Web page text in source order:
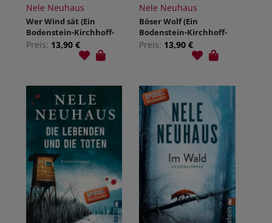
Nele Neuhaus
Wer Wind sät (Ein
Bodenstein-Kirchhoff-
Krimi 5)
Preis: 13,90 €
Nele Neuhaus
Böser Wolf (Ein
Bodenstein-Kirchhoff-
Krimi 6)
Preis: 13,90 €